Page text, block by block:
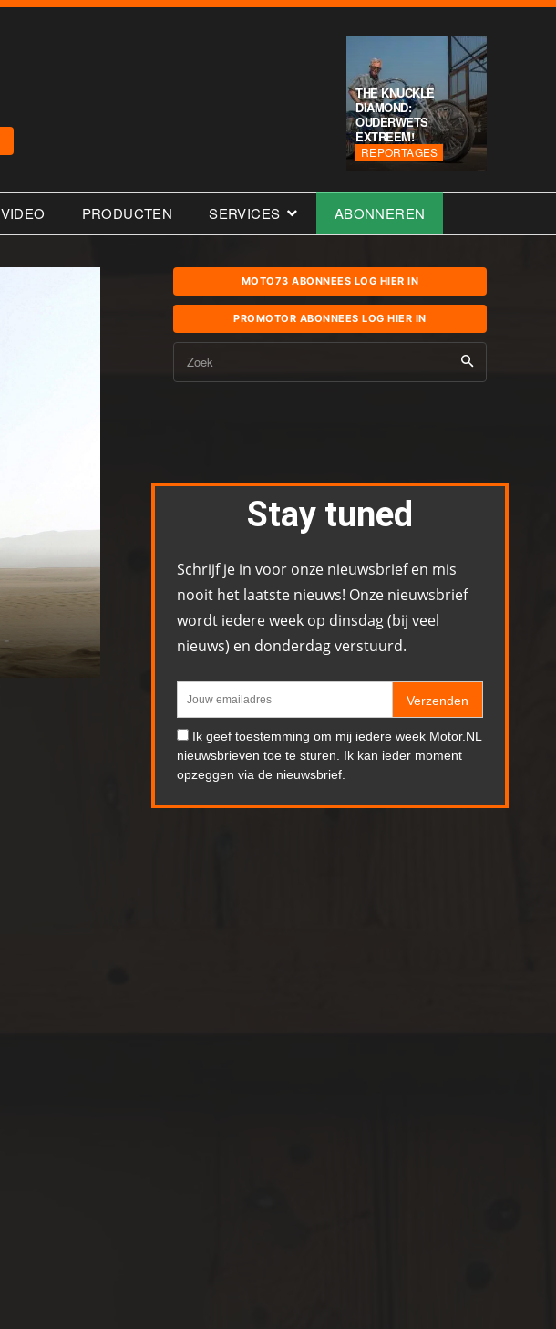
THE KNUCKLE
DIAMOND:
OUDERWETS
EXTREEM!
REPORTAGES
VIDEO PRODUCTEN SERVICES ABONNEREN
MOTO73 ABONNEES LOG HIER IN
PROMOTOR ABONNEES LOG HIER IN
Zoek
Stay tuned
Schrijf je in voor onze nieuwsbrief en mis
nooit het laatste nieuws! Onze nieuwsbrief
wordt iedere week op dinsdag (bij veel
nieuws) en donderdag verstuurd.
Verzenden
Ik geef toestemming om mij iedere week Motor.NL
nieuwsbrieven toe te sturen. Ik kan ieder moment
opzeggen via de nieuwsbrief.